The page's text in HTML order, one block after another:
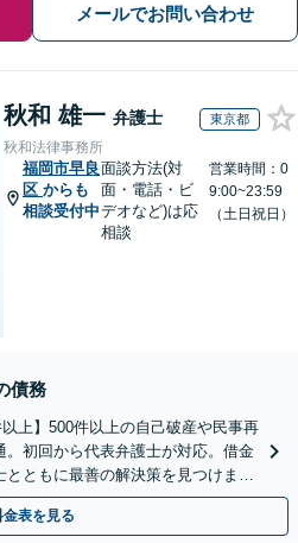
メールでお問い合わせ
秋和 雄一 弁護士 東京都
秋和法律事務所
福岡市早良
区 からも
相談受付中
面談方法(対
面・電話・ビ
デオなど)は応
相談
営業時間：0
9:00~23:59
（土日祝日）
債務
上】500件以上の自己破産や民事再
初回から代表弁護士が対応。借金
ともに最善の解決策を見つけまし
利用可】
金表を見る